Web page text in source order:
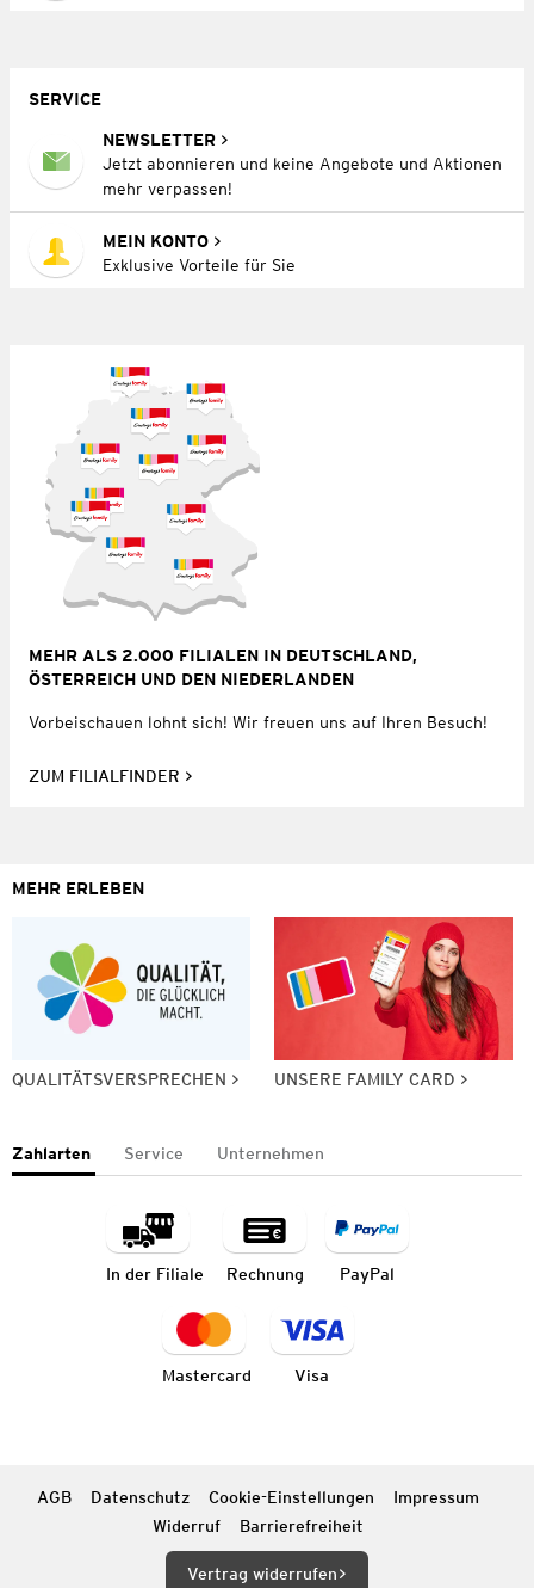
SERVICE
NEWSLETTER
Jetzt abonnieren und keine Angebote und Aktionen
mehr verpassen!
MEIN KONTO
Exklusive Vorteile für Sie
MEHR ALS 2.000 FILIALEN IN DEUTSCHLAND,
ÖSTERREICH UND DEN NIEDERLANDEN
Vorbeischauen lohnt sich! Wir freuen uns auf Ihren Besuch!
ZUM FILIALFINDER
MEHR ERLEBEN
QUALITÄTSVERSPRECHEN UNSERE FAMILY CARD
Zahlarten Service Unternehmen
In der Filiale Rechnung PayPal
Mastercard Visa
AGB Datenschutz Cookie-Einstellungen
Impressum
Widerruf
Barrierefreiheit
Vertrag widerrufen